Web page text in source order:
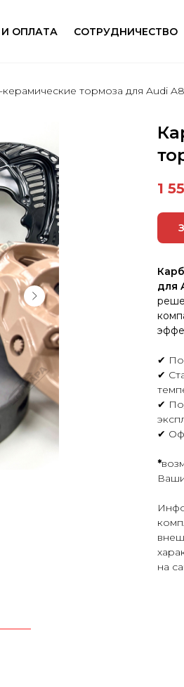
СОТРУДНИЧЕСТВО
ОПЛАТА
тормоза для Audi A8
1
для
✔
✔
✔
✔
*
на